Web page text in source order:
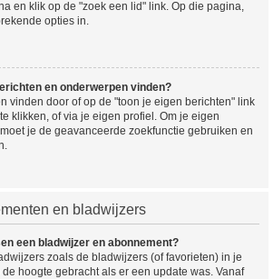
en klik op de "zoek een lid" link. Op die pagina,
opties in.
en onderwerpen vinden?
vinden door of op de "toon je eigen berichten" link
klikken, of via je eigen profiel. Om je eigen
je de geavanceerde zoekfunctie gebruiken en
en bladwijzers
een bladwijzer en abonnement?
zoals de bladwijzers (of favorieten) in je
hoogte gebracht als er een update was. Vanaf